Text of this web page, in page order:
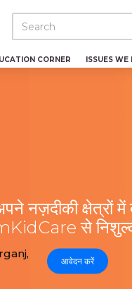
CORNER ISSUES
नज़दीकी क्षेत्रों में
से
आवेदन करें